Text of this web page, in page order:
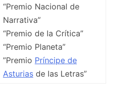
“Premio Nacional de
Narrativa”
“Premio de la Crítica”
“Premio Planeta”
”Premio Príncipe de
Asturias de las Letras”